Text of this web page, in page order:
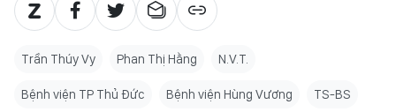
Trần Thúy Vy Phan Thị Hằng N.V.T.
Bệnh viện TP Thủ Đức Bệnh viện Hùng Vương TS-BS